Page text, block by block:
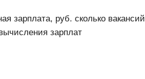
зарплата, руб. сколько вакансий
зарплат